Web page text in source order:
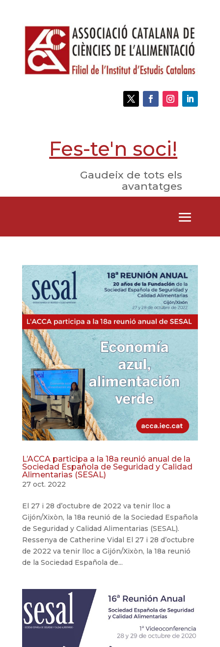
Fes-te'n soci!
Gaudeix de tots els
avantatges
L’ACCA participa a la 18a reunió anual de la
Sociedad Española de Seguridad y Calidad
Alimentarias (SESAL)
27 oct. 2022
El 27 i 28 d’octubre de 2022 va tenir lloc a
Gijón/Xixòn, la 18a reunió de la Sociedad Española
de Seguridad y Calidad Alimentarias (SESAL).
Ressenya de Catherine Vidal El 27 i 28 d’octubre
de 2022 va tenir lloc a Gijón/Xixòn, la 18a reunió
de la Sociedad Española de...